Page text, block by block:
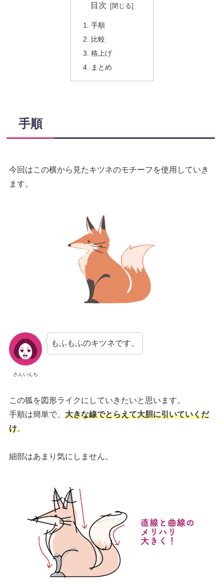
目次
手順
比較
格上げ
まとめ
手順
今回はこの横から見たキツネのモチーフを使用していき
ます。
さんいんち
もふもふのキツネです。
この狐を図形ライクにしていきたいと思います。
手順は簡単で、大きな線でとらえて大胆に引いていくだ
け。
細部はあまり気にしません。